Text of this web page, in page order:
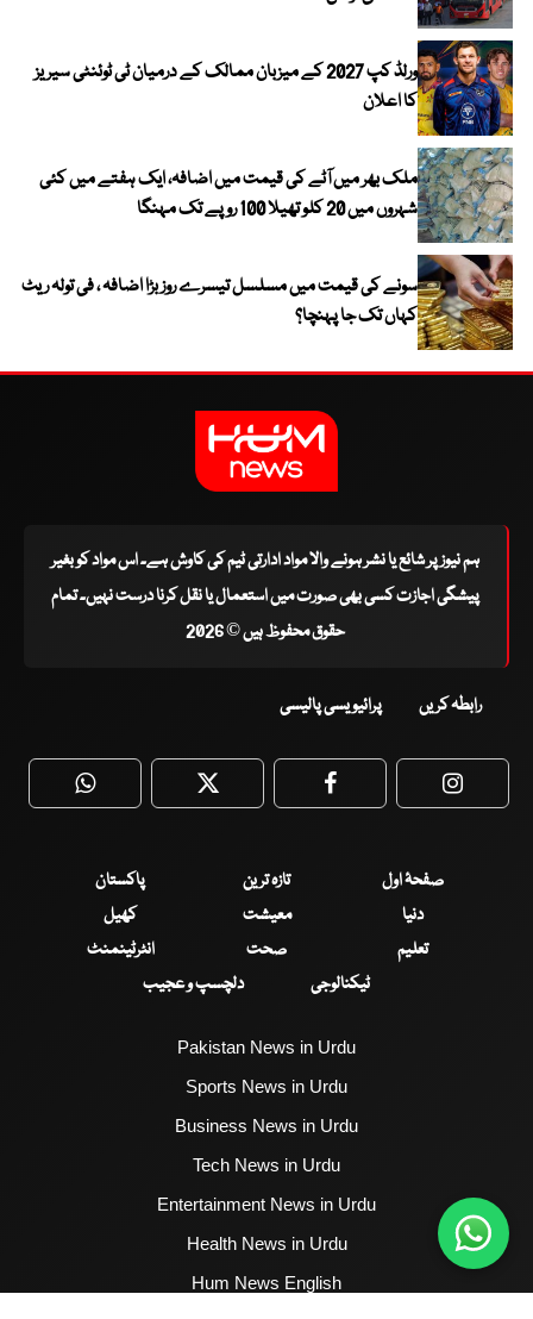
ورلڈ کپ 2027 کے میزبان ممالک کے درمیان ٹی ٹوئنٹی سیریز
کا اعلان
ملک بھر میں آٹے کی قیمت میں اضافہ، ایک ہفتے میں کئی
شہروں میں 20 کلو تھیلا 100 روپے تک مہنگا
سونے کی قیمت میں مسلسل تیسرے روز بڑا اضافہ ، فی تولہ ریٹ
کہاں تک جا پہنچا؟
ہم نیوز پر شائع یا نشر ہونے والا مواد ادارتی ٹیم کی کاوش ہے۔ اس مواد کو بغیر
پیشگی اجازت کسی بھی صورت میں استعمال یا نقل کرنا درست نہیں۔ تمام
حقوق محفوظ ہیں © 2026
رابطہ کریں پرائیویسی پالیسی
WhatsApp Twitter Facebook
صفحۂ اول تازہ ترین
پاکستان
دنیا
معیشت
کھیل
تعلیم
صحت
انٹرٹینمنٹ
ٹیکنالوجی
دلچسپ و عجیب
Pakistan News in Urdu
Sports News in Urdu
Business News in Urdu
Tech News in Urdu
Entertainment News in Urdu
Health News in Urdu
Hum News English